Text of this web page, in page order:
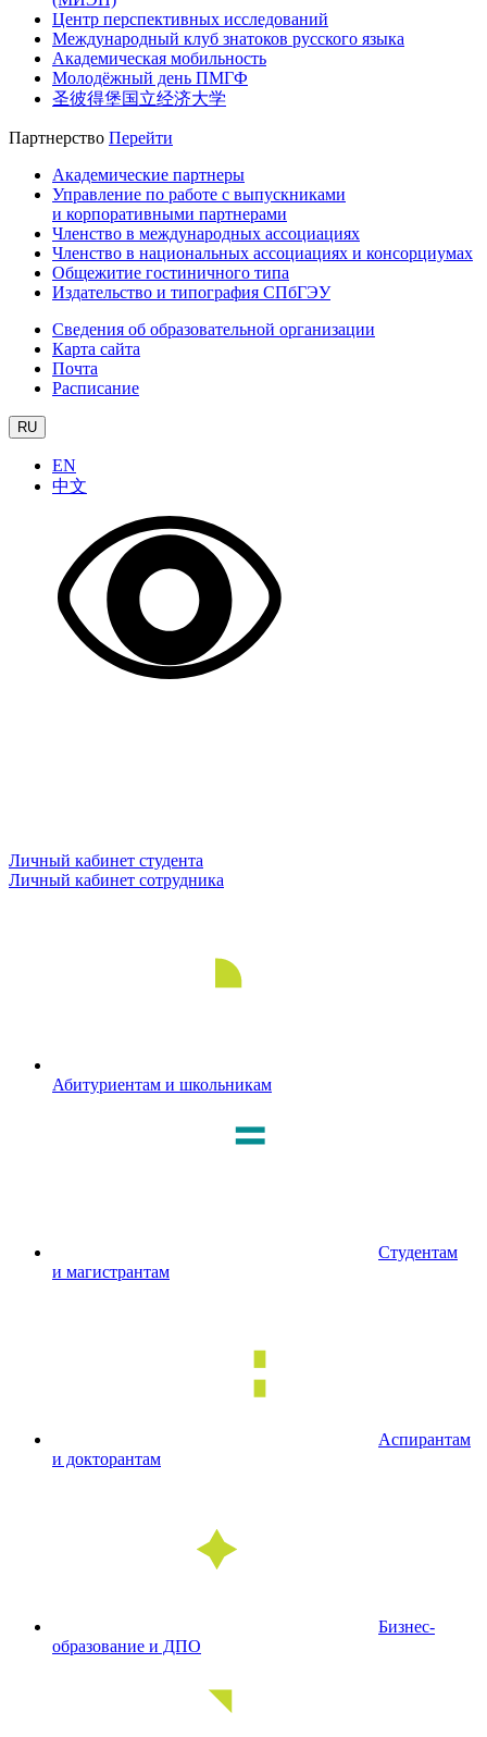
Центр перспективных исследований
Международный клуб знатоков русского языка
Академическая мобильность
Молодёжный день ПМГФ
圣彼得堡国立经济大学
Партнерство Перейти
Академические партнеры
Управление по работе с выпускниками
и корпоративными партнерами
Членство в международных ассоциациях
Членство в национальных ассоциациях и консорциумах
Общежитие гостиничного типа
Издательство и типография СПбГЭУ
Сведения об образовательной организации
Карта сайта
Почта
Расписание
RU
EN
中文
Личный кабинет студента
Личный кабинет сотрудника
Абитуриентам и школьникам
Студентам
и магистрантам
Аспирантам
и докторантам
Бизнес-
образование и ДПО